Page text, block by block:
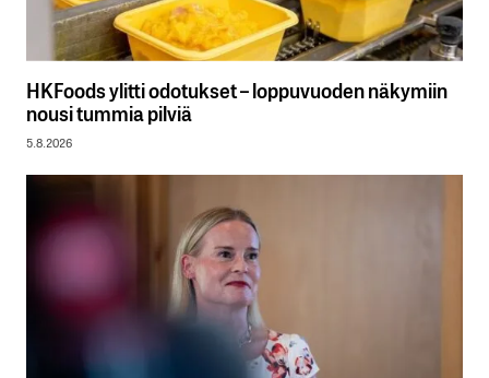
HKFoods ylitti odotukset – loppuvuoden näkymiin
nousi tummia pilviä
5.8.2026